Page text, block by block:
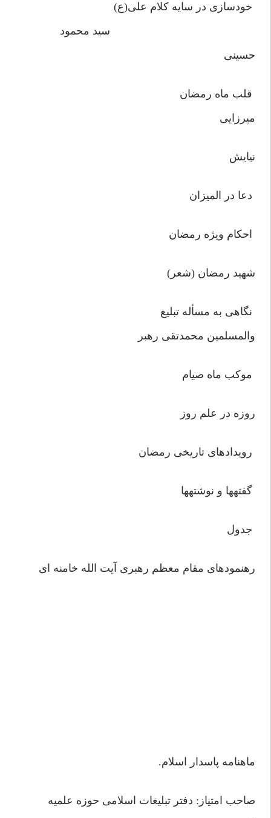
خودسازى در سايه كلام على(ع)
سيد محمود
حسينى
قلب ماه رمضان
ميرزايى
نيايش
دعا در الميزان
احكام ويژه رمضان
شهيد رمضان (شعر)
نگاهى به مسأله تبليغ
والمسلمين محمدتقى رهبر
موكب ماه صيام
روزه در علم روز
رويدادهاى تاريخى رمضان
گفته‏ها و نوشته‏ها
جدول
رهنمودهای مقام معظم رهبری آیت الله خامنه ای
ماهنامه پاسدار اسلام.
صاحب امتياز: دفتر تبليغات اسلامى حوزه علميه